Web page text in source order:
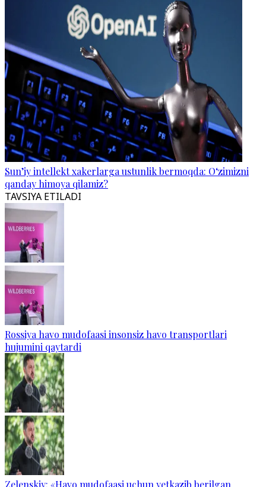
Sun’iy intellekt xakerlarga ustunlik bermoqda: O‘zimizni
qanday himoya qilamiz?
TAVSIYA ETILADI
Rossiya havo mudofaasi insonsiz havo transportlari
hujumini qaytardi